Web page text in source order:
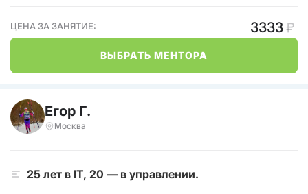
ЦЕНА ЗА ЗАНЯТИЕ: 3333
ВЫБРАТЬ МЕНТОРА
Егор Г.
Москва
25 лет в IT, 20 — в управлении.